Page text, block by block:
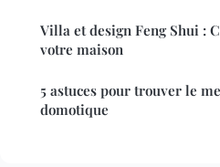
Villa et design Feng Shui :
votre maison
5 astuces pour trouver le
domotique